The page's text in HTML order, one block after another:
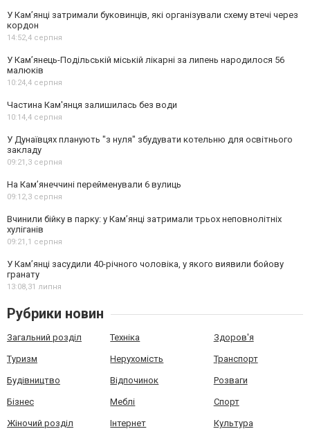
У Кам’янці затримали буковинців, які організували схему втечі через
кордон
14:52,4 серпня
У Кам’янець-Подільській міській лікарні за липень народилося 56
малюків
10:24,4 серпня
Частина Кам'янця залишилась без води
10:14,4 серпня
У Дунаївцях планують "з нуля" збудувати котельню для освітнього
закладу
09:21,3 серпня
На Камʼянеччині перейменували 6 вулиць
09:12,3 серпня
Вчинили бійку в парку: у Кам’янці затримали трьох неповнолітніх
хуліганів
09:21,1 серпня
У Камʼянці засудили 40-річного чоловіка, у якого виявили бойову
гранату
13:08,31 липня
Рубрики новин
Загальний розділ Техніка Здоров'я
Туризм Нерухомість Транспорт
Будівництво Відпочинок Розваги
Бізнес Меблі Спорт
Жіночий розділ Інтернет Культура